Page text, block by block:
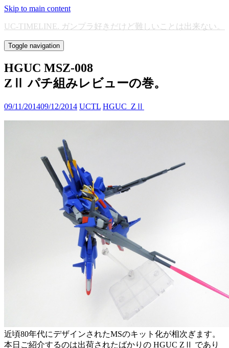
Skip to main content
UC-TIMELINE. ガンプラ好きだけど難しいことは出来ない。
Toggle navigation
HGUC MSZ-008
ZⅡ パチ組みレビューの巻。
09/11/201409/12/2014 UCTL HGUC_ZⅡ
近頃80年代にデザインされたMSのキット化が相次ぎます。
本日ご紹介するのは出荷されたばかりの HGUC ZⅡ であり